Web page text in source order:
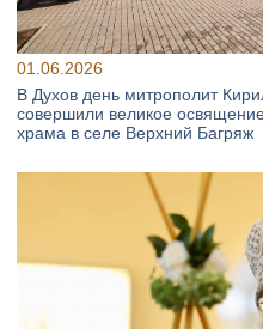
01.06.2026
В Духов день митрополит
совершили великое
храма в селе Верхний Багряж